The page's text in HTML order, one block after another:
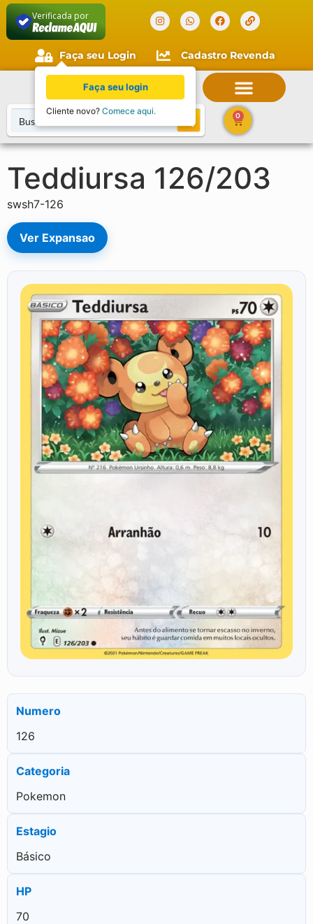
Verificada por
Faça seu Login Cadastro Revenda
0
Teddiursa 126/203
swsh7-126
Ver Expansao
Numero
126
Categoria
Pokemon
Estagio
Básico
HP
70
Faça seu login
Cliente novo? Comece aqui.